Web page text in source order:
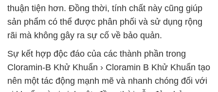
thuận tiện hơn. Đồng thời, tính chất này cũng giúp
sản phẩm có thể được phân phối và sử dụng rộng
rãi mà không gây ra sự cố về bảo quản.
Sự kết hợp độc đáo của các thành phần trong
Cloramin-B Khử Khuẩn › Cloramin B Khử Khuẩn tạo
nên một tác động mạnh mẽ và nhanh chóng đối với